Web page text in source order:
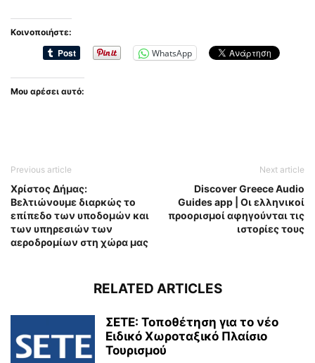
Κοινοποιήστε:
WhatsApp
Μου αρέσει αυτό:
Previous article
Χρίστος Δήμας:
Βελτιώνουμε διαρκώς το
επίπεδο των υποδομών και
των υπηρεσιών των
αεροδρομίων στη χώρα μας
Next article
Discover Greece Audio
Guides app | Οι ελληνικοί
προορισμοί αφηγούνται τις
ιστορίες τους
RELATED ARTICLES
ΣΕΤΕ: Τοποθέτηση για το νέο
Ειδικό Χωροταξικό Πλαίσιο
Τουρισμού